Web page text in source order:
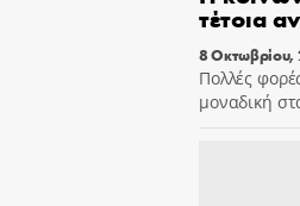
τέτοια
8 Οκτωβρίου,
Πολλές
μοναδική